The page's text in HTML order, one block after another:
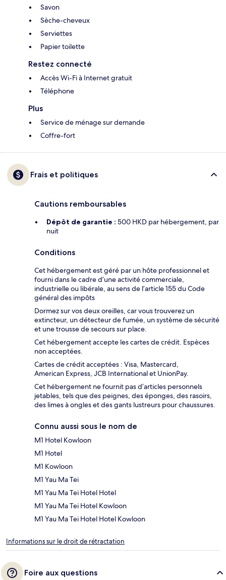
Savon
Sèche-cheveux
Serviettes
Papier toilette
Restez connecté
Accès Wi-Fi à Internet gratuit
Téléphone
Plus
Service de ménage sur demande
Coffre-fort
Frais et politiques
Cautions remboursables
Dépôt de garantie : 500 HKD par hébergement, par
nuit
Conditions
Cet hébergement est géré par un hôte professionnel et
fourni dans le cadre d’une activité commerciale,
industrielle ou libérale, au sens de l’article 155 du Code
général des impôts
Dormez sur vos deux oreilles, car vous trouverez un
extincteur, un détecteur de fumée, un système de sécurité
et une trousse de secours sur place.
Cet hébergement accepte les cartes de crédit. Espèces
non acceptées.
Cartes de crédit acceptées : Visa, Mastercard,
American Express, JCB International et UnionPay.
Cet hébergement ne fournit pas d’articles personnels
jetables, tels que des peignes, des éponges, des rasoirs,
des limes à ongles et des gants lustreurs pour chaussures.
Connu aussi sous le nom de
M1 Hotel Kowloon
M1 Hotel
M1 Kowloon
M1 Yau Ma Tei
M1 Yau Ma Tei Hotel Hotel
M1 Yau Ma Tei Hotel Kowloon
M1 Yau Ma Tei Hotel Hotel Kowloon
Informations sur le droit de rétractation
Foire aux questions